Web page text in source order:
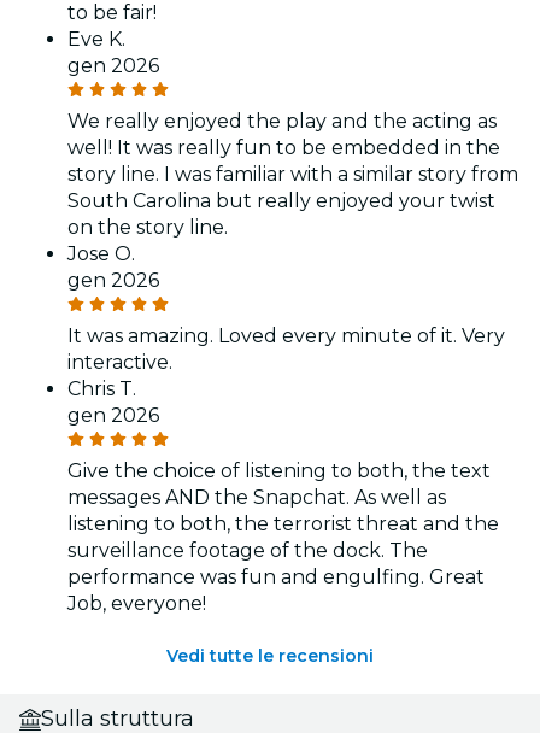
to be fair!
Eve K.
gen 2026
We really enjoyed the play and the acting as
well! It was really fun to be embedded in the
story line. I was familiar with a similar story from
South Carolina but really enjoyed your twist
on the story line.
Jose O.
gen 2026
It was amazing. Loved every minute of it. Very
interactive.
Chris T.
gen 2026
Give the choice of listening to both, the text
messages AND the Snapchat. As well as
listening to both, the terrorist threat and the
surveillance footage of the dock. The
performance was fun and engulfing. Great
Job, everyone!
Vedi tutte le recensioni
Sulla struttura